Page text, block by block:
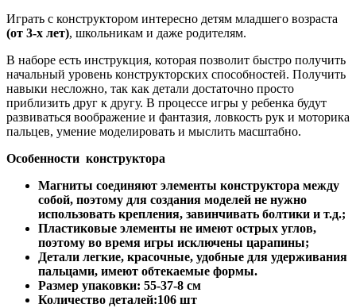
Играть с конструктором интересно детям младшего возраста
(от 3-х лет), школьникам и даже родителям.
В наборе есть инструкция, которая позволит быстро получить
начальный уровень конструкторских способностей. Получить
навыки несложно, так как детали достаточно просто
приблизить друг к другу. В процессе игры у ребенка будут
развиваться воображение и фантазия, ловкость рук и моторика
пальцев, умение моделировать и мыслить масштабно.
Особенности конструктора
Магниты соединяют элементы конструктора между
собой, поэтому для создания моделей не нужно
использовать крепления, завинчивать болтики и т.д.;
Пластиковые элементы не имеют острых углов,
поэтому во время игры исключены царапины;
Детали легкие, красочные, удобные для удерживания
пальцами, имеют обтекаемые формы.
Размер упаковки: 55-37-8 см
Количество деталей:106 шт